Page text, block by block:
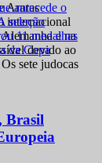
Araras
internacional
e na
devido ao
sete judocas
Brasil